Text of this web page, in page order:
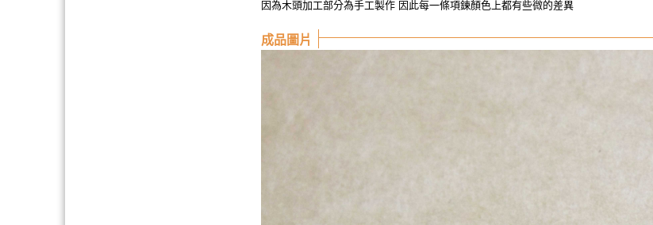
因為木頭加工部分為手工製作 因此每一條項鍊顏色上都有些微的差異
成品圖片